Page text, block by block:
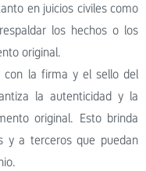
en juicios civiles como
los hechos o los
original.
con la firma y el sello del
la autenticidad y la
original. Esto brinda
y a terceros que puedan